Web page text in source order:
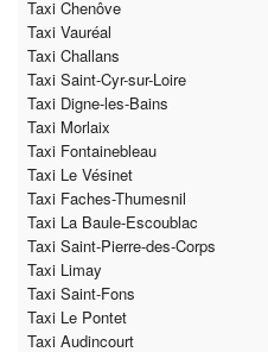
Taxi Chenôve
Taxi Vauréal
Taxi Challans
Taxi Saint-Cyr-sur-Loire
Taxi Digne-les-Bains
Taxi Morlaix
Taxi Fontainebleau
Taxi Le Vésinet
Taxi Faches-Thumesnil
Taxi La Baule-Escoublac
Taxi Saint-Pierre-des-Corps
Taxi Limay
Taxi Saint-Fons
Taxi Le Pontet
Taxi Audincourt